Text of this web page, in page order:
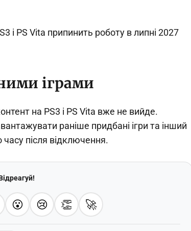
і PS Vita припинить роботу в липні 2027
іграми
на PS3 і PS Vita вже не вийде.
раніше придбані ігри та інший
після відключення.
😮 😢 👏 🚀